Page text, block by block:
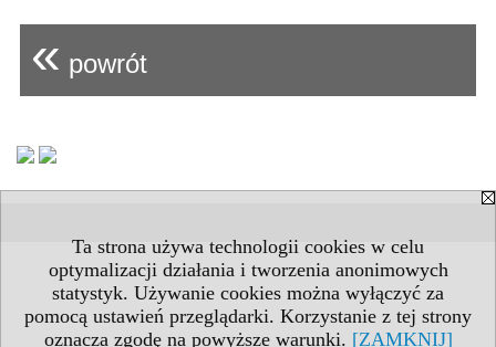
Ta strona używa technologii cookies w celu
optymalizacji działania i tworzenia anonimowych
statystyk. Używanie cookies można wyłączyć za
pomocą ustawień przeglądarki. Korzystanie z tej strony
oznacza zgodę na powyższe warunki. [ZAMKNIJ]
« powrót